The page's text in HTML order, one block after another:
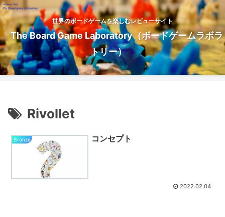
世界のボードゲームを楽しむレビューサイト
The Board Game Laboratory（ボードゲームラボラ
トリー）
Rivollet
Bronze コンセプト
2022.02.04